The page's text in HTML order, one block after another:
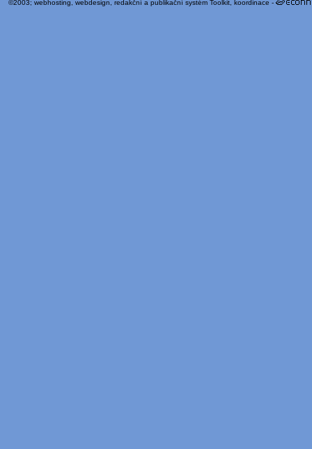
©2003; webhosting webdesign redakční a publikační systém Toolkit , koordinace -